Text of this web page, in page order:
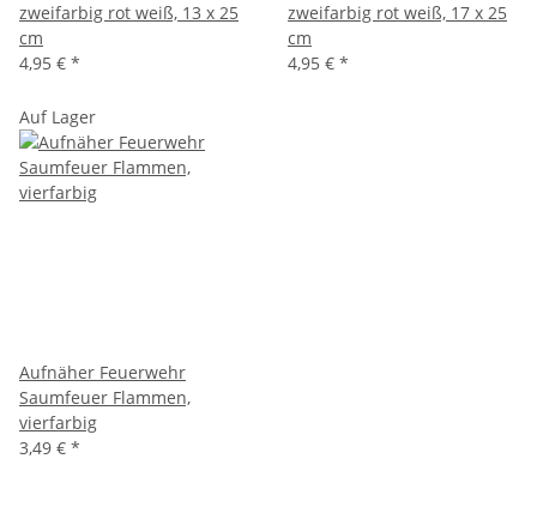
zweifarbig rot weiß, 13 x 25
cm
4,95 € *
zweifarbig rot weiß, 17 x 25
cm
4,95 € *
Auf Lager
Aufnäher Feuerwehr
Saumfeuer Flammen,
vierfarbig
3,49 € *